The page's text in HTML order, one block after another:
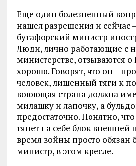
Еще один болезненный
нашел разрешения и сейчас
бутафорский министр
Люди, лично работающие с
министерстве, отзываются
хорошо. Говорят, что он –
человек, лишенный тяги к
воюющая страна должна
милашку и лапочку, а
предостаточно. Понятно,
тянет на себе блок внешней
время войны просто обязан
министр, в этом кресле.